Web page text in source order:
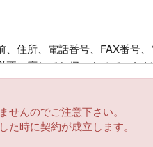
住所、電話番号、FAX番号
に応じてお伺いさせていた
込みいただいた旅行におい
、お客様への旅行の案内・払
でそれ以外の事項についても
んのでご注意下さい。
時に契約が成立します。